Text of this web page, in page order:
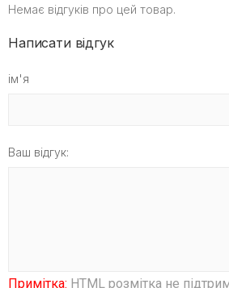
Немає відгуків про цей товар.
Написати відгук
ім'я
Ваш відгук:
Примітка: HTML розмітка не